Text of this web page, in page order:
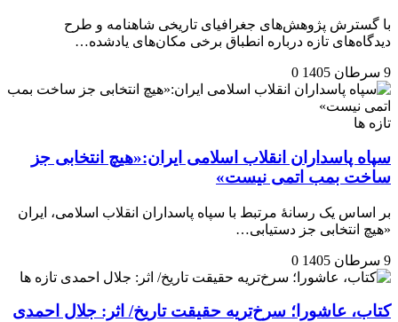
با گسترش پژوهش‌های جغرافیای تاریخی شاهنامه و طرح
دیدگاه‌های تازه درباره انطباق برخی مکان‌های یادشده…
9 سرطان 1405 0
تازه ها
سپاه پاسداران انقلاب اسلامی ایران:«هیچ انتخابی جز
ساخت بمب اتمی نیست»
بر اساس یک رسانهٔ مرتبط با سپاه پاسداران انقلاب اسلامی، ایران
«هیچ انتخابی جز دستیابی…
9 سرطان 1405
0
تازه ها
کتاب، عاشورا؛ سرخ‌تریه حقیقت تاریخ/ اثر: جلال احمدی